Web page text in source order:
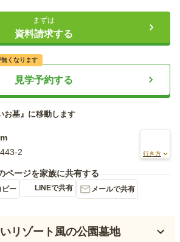
まずは
資料請求する
見学予約する
くなります
お墓』に移動します
2
行き方
ページを家族に共有する
ピー LINEで共有 メールで共有
リゾート風の公園墓地